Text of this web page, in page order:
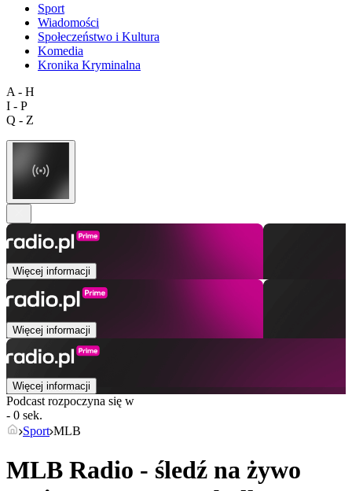
Sport
Wiadomości
Społeczeństwo i Kultura
Komedia
Kronika Kryminalna
A - H
I - P
Q - Z
Więcej informacji
Więcej informacji
Więcej informacji
Podcast rozpoczyna się w
- 0 sek.
Sport MLB
MLB Radio - śledź na żywo